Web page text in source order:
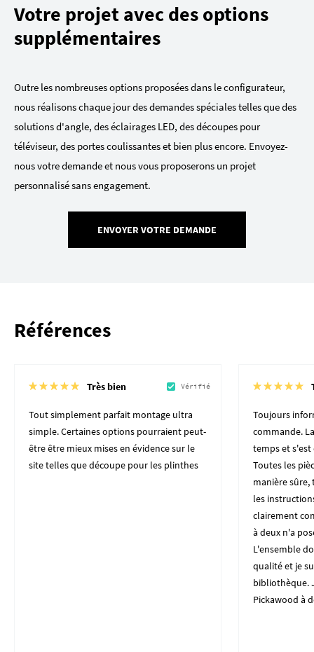
Votre projet avec des options
supplémentaires
Outre les nombreuses options proposées dans le configurateur,
nous réalisons chaque jour des demandes spéciales telles que des
solutions d'angle, des éclairages LED, des découpes pour
téléviseur, des portes coulissantes et bien plus encore. Envoyez-
nous votre demande et nous vous proposerons un projet
personnalisé sans engagement.
ENVOYER VOTRE DEMANDE
Références
Très bien Vérifié
Tout simplement parfait montage ultra
simple. Certaines options pourraient peut-
être être mieux mises en évidence sur le
site telles que découpe pour les plinthes
Toujours
commande.
temps et
Toutes les
manière
les
clairement
à deux n'a
L'ensemble
qualité et je
bibliothèque.
Pickawood à